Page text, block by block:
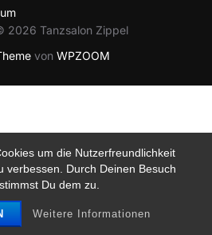
um die Nutzerfreundlichkeit
verbessen. Durch Deinen Besuch
stimmst Du dem zu.
Weitere Informationen
2026 Tanzsalon Zippel
von WPZOOM